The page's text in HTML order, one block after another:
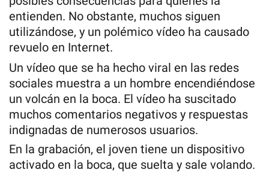
entienden. No obstante, muchos siguen
utilizándose, y un polémico vídeo ha causado
revuelo en Internet.
Un vídeo que se ha hecho viral en las redes
sociales muestra a un hombre encendiéndose
un volcán en la boca. El vídeo ha suscitado
muchos comentarios negativos y respuestas
indignadas de numerosos usuarios.
En la grabación, el joven tiene un dispositivo
activado en la boca, que suelta y sale volando.